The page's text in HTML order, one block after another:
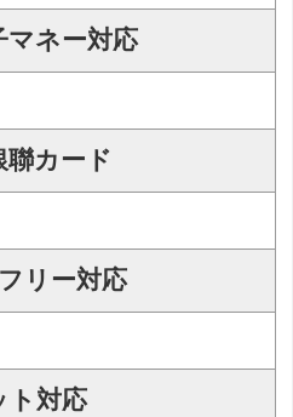
マネー対応
聯カード
リー対応
ト対応